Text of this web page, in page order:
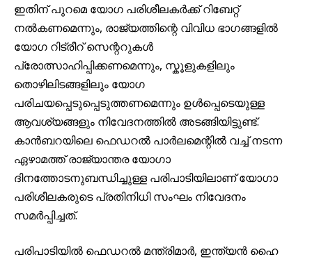
ഇതിന് പുറമെ യോഗ പരിശീലകർക്ക് റിബേറ്റ്
നൽകണമെന്നും, രാജ്യത്തിന്റെ വിവിധ ഭാഗങ്ങളിൽ
യോഗ റിട്രീറ് സെന്ററുകൾ
പ്രോത്സാഹിപ്പിക്കണമെന്നും, സ്കൂളുകളിലും
തൊഴിലിടങ്ങളിലും യോഗ
പരിചയപ്പെടുപ്പെടുത്തണമെന്നും ഉൾപ്പെടെയുള്ള
ആവശ്യങ്ങളും നിവേദനത്തിൽ അടങ്ങിയിട്ടുണ്ട്.
കാൻബറയിലെ ഫെഡറൽ പാർലമെന്റിൽ വച്ച് നടന്ന
ഏഴാമത്ത് രാജ്യാന്തര യോഗാ
ദിനത്തോടനുബന്ധിച്ചുള്ള പരിപാടിയിലാണ് യോഗാ
പരിശീലകരുടെ പ്രതിനിധി സംഘം നിവേദനം
സമർപ്പിച്ചത്.
പരിപാടിയിൽ ഫെഡറൽ മന്ത്രിമാർ, ഇന്ത്യൻ ഹൈ